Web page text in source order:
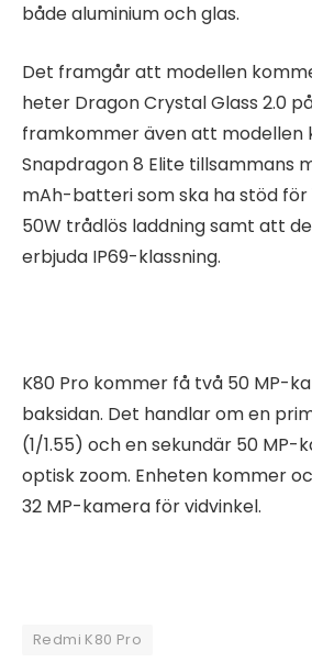
både aluminium och glas.
Det framgår att modellen
heter Dragon Crystal Glass 2.0
framkommer även att modellen
Snapdragon 8 Elite tillsammans
mAh-batteri som ska ha stöd för
50W trådlös laddning samt att
erbjuda IP69-klassning.
K80 Pro kommer få två 50 MP-
baksidan. Det handlar om en
(1/1.55) och en sekundär 50 MP-
optisk zoom. Enheten kommer
32 MP-kamera för vidvinkel.
Redmi K80 Pro